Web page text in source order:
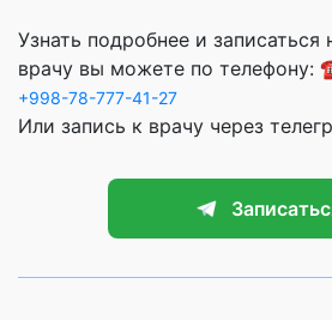
Узнать подробнее и записаться
врачу вы можете по телефону:
+998-78-777-41-27
Или запись к врачу через